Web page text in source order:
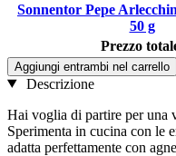
Sonnentor Pepe
50 g
Prezzo
Aggiungi entrambi nel carrello
Descrizione
Hai voglia di partire per una
Sperimenta in cucina con le
adatta perfettamente con